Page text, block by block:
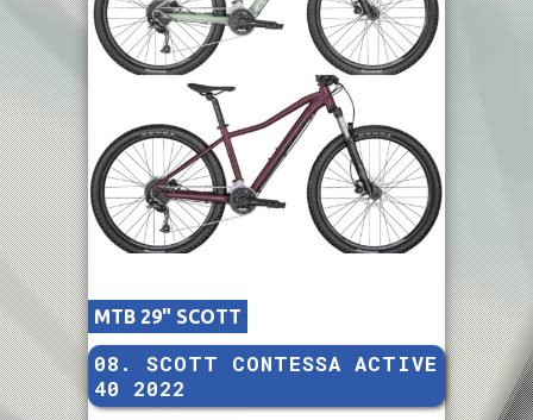
MTB 29" SCOTT
08. SCOTT CONTESSA ACTIVE
40 2022